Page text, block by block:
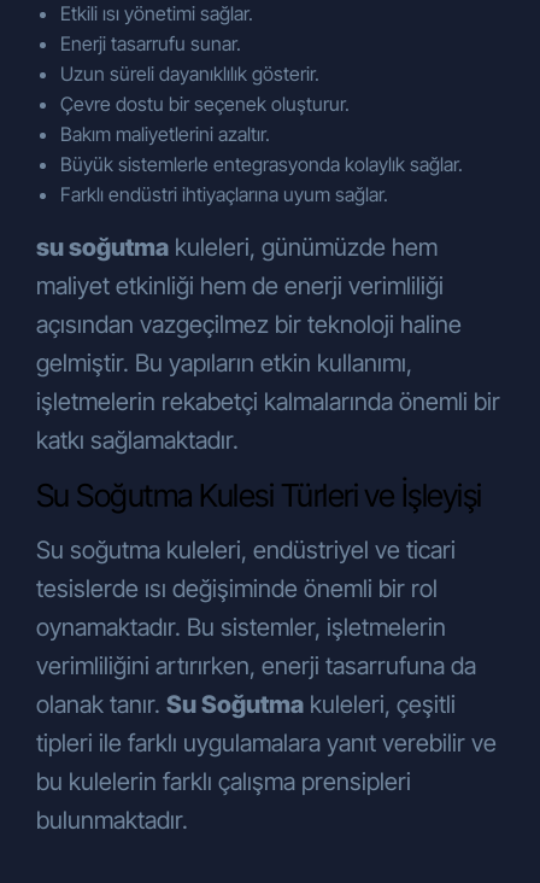
Etkili ısı yönetimi sağlar.
Enerji tasarrufu sunar.
Uzun süreli dayanıklılık gösterir.
Çevre dostu bir seçenek oluşturur.
Bakım maliyetlerini azaltır.
Büyük sistemlerle entegrasyonda kolaylık sağlar.
Farklı endüstri ihtiyaçlarına uyum sağlar.
su soğutma kuleleri, günümüzde hem
maliyet etkinliği hem de enerji verimliliği
açısından vazgeçilmez bir teknoloji haline
gelmiştir. Bu yapıların etkin kullanımı,
işletmelerin rekabetçi kalmalarında önemli bir
katkı sağlamaktadır.
Su Soğutma Kulesi Türleri ve İşleyişi
Su soğutma kuleleri, endüstriyel ve ticari
tesislerde ısı değişiminde önemli bir rol
oynamaktadır. Bu sistemler, işletmelerin
verimliliğini artırırken, enerji tasarrufuna da
olanak tanır. Su Soğutma kuleleri, çeşitli
tipleri ile farklı uygulamalara yanıt verebilir ve
bu kulelerin farklı çalışma prensipleri
bulunmaktadır.
güvenliğinin temini (Şirketimiz
tarafından yürütülen iletişime yönelik
idari operasyonlar, Şirkete ait
lokasyonların fiziksel güvenliğini ve
denetimini sağlamak, iş
ortağı/müşteri/tedarikçi (yetkili veya
çalışanları) değerlendirme süreçleri,
hukuki uyum süreci, mali işler vb.),
Şirketimizin ticari ve iş stratejilerinin
belirlenmesi ve uygulanması ile
Şirketimizin insan kaynakları
politikalarının yürütülmesinin temini
amaçlarıyla
iş ortaklarımıza,
tedarikçilerimize, hissedarlarımıza,
kanunen yetkili kamu kurumları ve
özel kişilere , KVKK’nın 8. ve 9.
maddelerinde belirtilen kişisel veri
işleme şartları ve amaçları
çerçevesinde aktarılabilecektir.
Bunun yanı sıra:
Hizmet kalitesini artırmak, müşteri
talebi üzerine ürünün garanti süresini
uzatmak ve yapılan etkinlik ve
organizasyonların raporlanması ve
çıktılarının üretilebilmesi amacıyla
üretici firmalara,
Pazarlama ve tanıtım faaliyetlerini